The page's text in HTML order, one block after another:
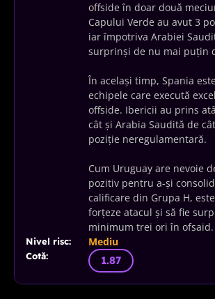
offside în doar două
Capului Verde au avut 3
iar împotriva Arabiei
surprinși de nu mai puțin
În același timp, Spania
echipele care execută
offside. Ibericii au prins
cât și Arabia Saudită de
poziție neregulamentară.
Cum Uruguay are nevoie
pozitiv pentru a-și
calificare din Grupa H,
forțeze atacul și să fie
minimum trei ori în ofsaid.
Nivel risc: Mediu
Cotă: 1.87